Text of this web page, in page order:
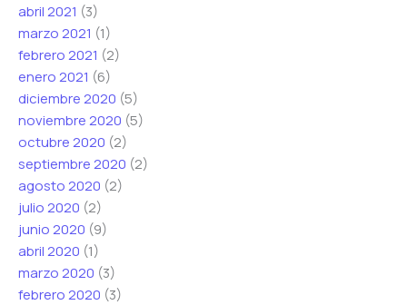
abril 2021 (3)
marzo 2021 (1)
febrero 2021 (2)
enero 2021 (6)
diciembre 2020 (5)
noviembre 2020 (5)
octubre 2020 (2)
septiembre 2020 (2)
agosto 2020 (2)
julio 2020 (2)
junio 2020 (9)
abril 2020 (1)
marzo 2020 (3)
febrero 2020 (3)